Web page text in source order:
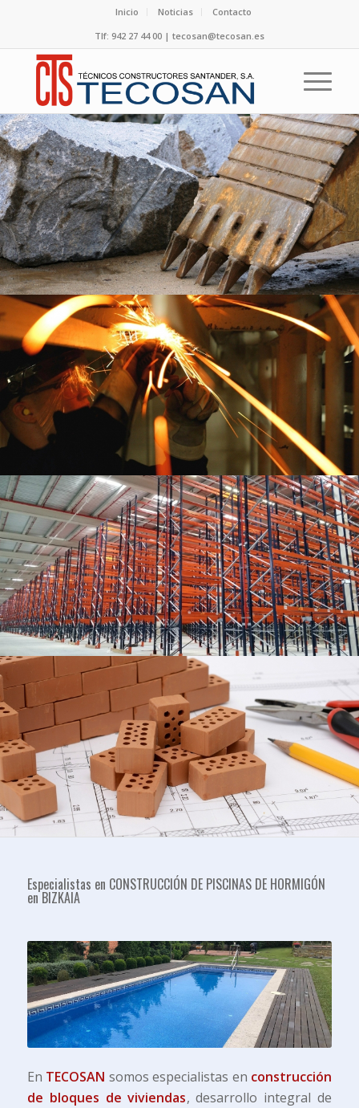
Inicio Noticias
Contacto
Tlf: 942 27 44 00 | tecosan@tecosan.es
Especialistas en CONSTRUCCIÓN DE PISCINAS DE HORMIGÓN
en BIZKAIA
En TECOSAN somos especialistas en construcción
de bloques de viviendas, desarrollo integral de